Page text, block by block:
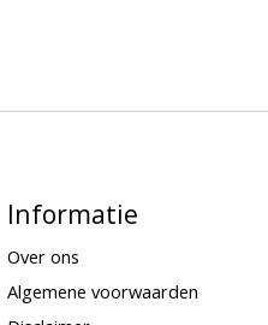
Informatie
Over ons
Algemene voorwaarden